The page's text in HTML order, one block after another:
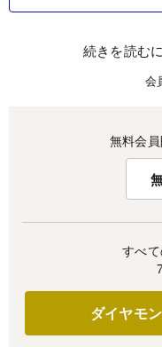
続きを読む
会
無料会
すべ
ダイヤモ